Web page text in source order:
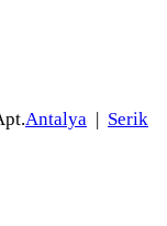
Antalya Serik